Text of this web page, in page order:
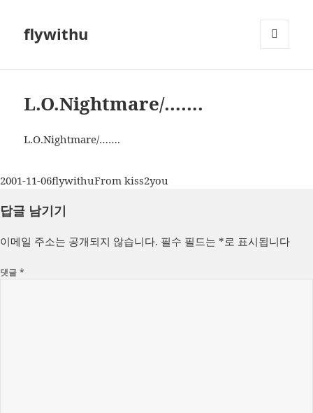
flywithu
L.O.Nightmare/…….
L.O.Nightmare/…….
작
일
2001-11-06글
이
flywithu카
From kiss2you
답글 남기기
이메일 주소는 공개되지 않습니다. 필수 필드는 *로 표시됩니다
댓글*